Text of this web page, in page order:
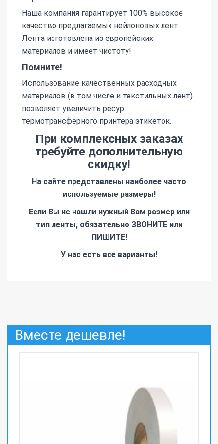
Наша компания гарантирует 100% высокое
качество предлагаемых нейлоновых лент.
Лента изготовлена из европейских
материалов и имеет чистоту!
Помните!
Использование качественных расходных
материалов (в том числе и текстильных лент)
позволяет увеличить ресур
термотрансферного принтера этикеток.
При комплексных заказах
требуйте дополнительную
скидку!
На сайте представлены наиболее часто
используемые размеры!
Если Вы не нашли нужный Вам размер или
тип ленты, обязательно ЗВОНИТЕ или
ПИШИТЕ!
У нас есть все варианты!
Вместе дешевле!